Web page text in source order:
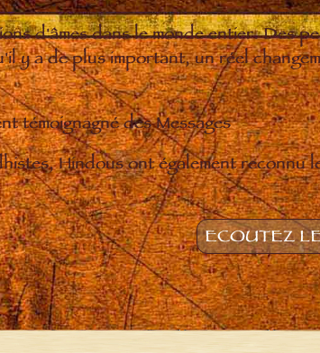
d'âmes dans le monde entier. Des
y a de plus important, un réel
témoignagné des Messages
Hindous ont également reconnu
ECOUTEZ